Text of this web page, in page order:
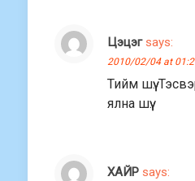
Цэцэг says:
2010/02/04 at
Тийм шүү.
ялна шүү.
ХАЙР says: